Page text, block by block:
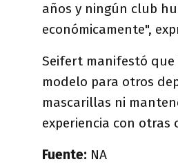
años y ningún club
económicamente",
Seifert manifestó que
modelo para otros
mascarillas ni
experiencia con otras
Fuente: NA